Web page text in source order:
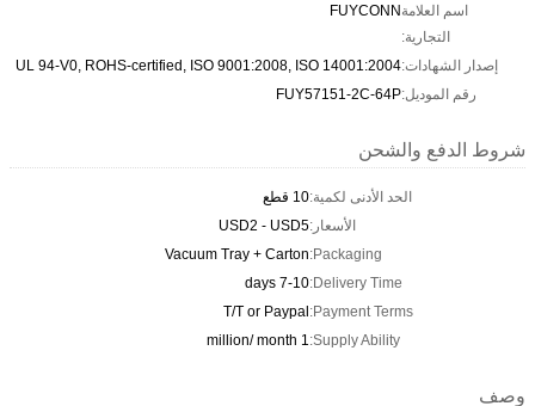
اسم العلامة
التجارية:
FUYCONN
إصدار الشهادات:UL 94-V0, ROHS-certified, ISO 9001:2008, ISO 14001:2004
رقم الموديل:FUY57151-2C-64P
شروط الدفع والشحن
الحد الأدنى لكمية:10 قطع
الأسعار:USD2 - USD5
Packaging:
Vacuum Tray + Carton
Delivery Time:
7-10 days
Payment Terms:
T/T or Paypal
Supply Ability:
1 million/ month
وصف